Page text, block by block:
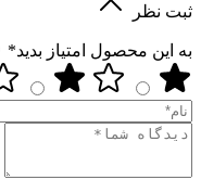
ثبت نظر
به این محصول امتیاز بدید*